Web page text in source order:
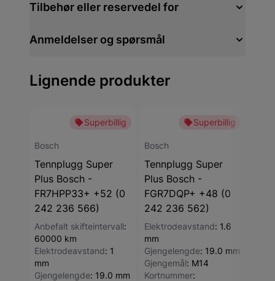
Tilbehør eller reservedel for
Anmeldelser og spørsmål
Lignende produkter
Superbillig
Bosch
Tennplugg Super
Plus Bosch -
FR7HPP33+ +52 (0
242 236 566)
Anbefalt skifteintervall:
60000 km
Elektrodeavstand: 1
mm
Gjengelengde: 19.0 mm
Superbillig
Bosch
Tennplugg Super
Plus Bosch -
FGR7DQP+ +48 (0
242 236 562)
Elektrodeavstand: 1.6
mm
Gjengelengde: 19.0 mm
Gjengemål: M14
Kortnummer: